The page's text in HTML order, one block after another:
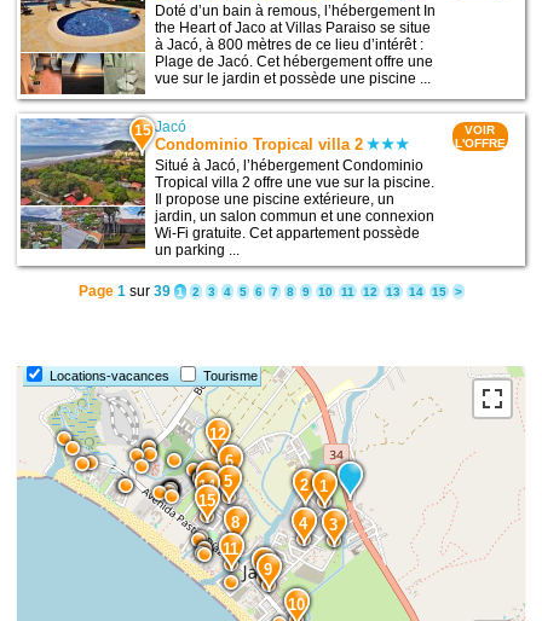
Doté d’un bain à remous, l’hébergement In
the Heart of Jaco at Villas Paraiso se situe
à Jacó, à 800 mètres de ce lieu d’intérêt :
Plage de Jacó. Cet hébergement offre une
vue sur le jardin et possède une piscine ...
15 Jacó
Condominio Tropical villa 2
Situé à Jacó, l’hébergement Condominio
Tropical villa 2 offre une vue sur la piscine.
Il propose une piscine extérieure, un
jardin, un salon commun et une connexion
Wi-Fi gratuite. Cet appartement possède
un parking ...
VOIR
L'OFFRE
Page 1sur 39 1 2 3 4 5 6 7 8 9 10 11 12 13 14 15 >
Locations-vacances Tourisme
15
14
13
12
11
10
9
8
7
6
5
4 3
2 1